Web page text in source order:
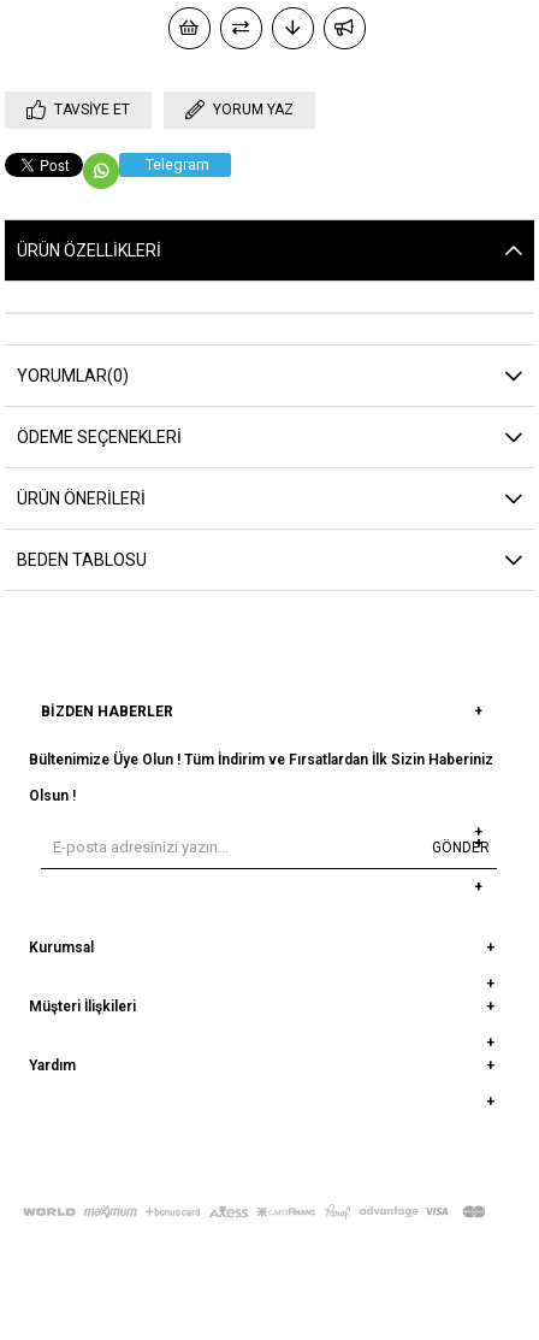
TAVSIYE ET YORUM YAZ
Telegram
ÜRÜN ÖZELLIKLERI
YORUMLAR(0)
ÖDEME SEÇENEKLERI
ÜRÜN ÖNERILERI
BEDEN TABLOSU
BIZDEN HABERLER
Bültenimize Üye Olun ! Tüm İndirim ve Fırsatlardan İlk Sizin Haberiniz
Olsun !
GÖNDER
Kurumsal
Müşteri İlişkileri
Yardım